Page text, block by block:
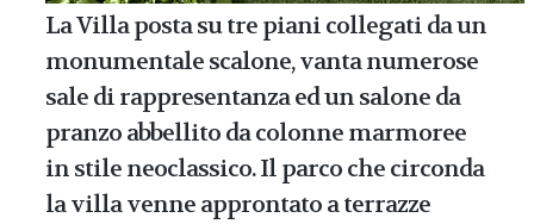
La Villa posta su tre piani collegati da un
monumentale scalone, vanta numerose
sale di rappresentanza ed un salone da
pranzo abbellito da colonne marmoree
in stile neoclassico. Il parco che circonda
la villa venne approntato a terrazze